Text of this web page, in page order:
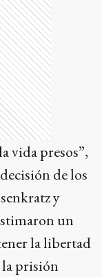
vida presos”,
de los
y
un
la libertad
la prisión